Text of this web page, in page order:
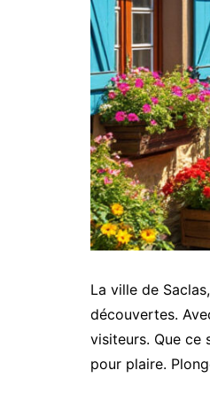
La ville de
découvertes.
visiteurs. Que ce
pour plaire.